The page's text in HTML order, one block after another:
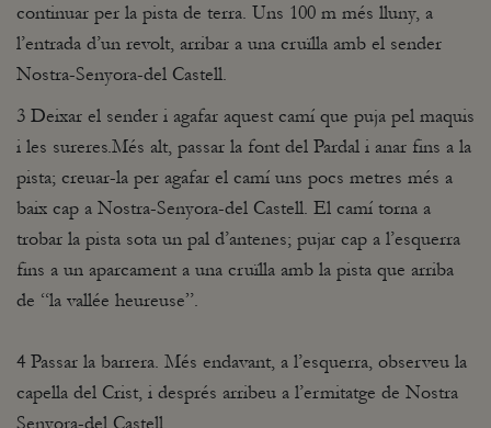
continuar per la pista de terra. Uns 100 m més lluny, a
l’entrada d’un revolt, arribar a una cruïlla amb el sender
Nostra-Senyora-del Castell.
3 Deixar el sender i agafar aquest camí que puja pel maquis
i les sureres.Més alt, passar la font del Pardal i anar fins a la
pista; creuar-la per agafar el camí uns pocs metres més a
baix cap a Nostra-Senyora-del Castell. El camí torna a
trobar la pista sota un pal d’antenes; pujar cap a l’esquerra
fins a un aparcament a una cruïlla amb la pista que arriba
de “la vallée heureuse”.
4 Passar la barrera. Més endavant, a l’esquerra, observeu la
capella del Crist, i després arribeu a l’ermitatge de Nostra
Senyora-del Castell.